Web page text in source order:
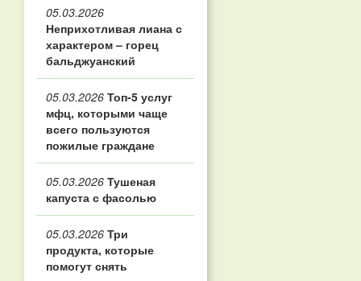
05.03.2026
Неприхотливая лиана с
характером – горец
бальджуанский
05.03.2026 Топ‑5 услуг
мфц, которыми чаще
всего пользуются
пожилые граждане
05.03.2026 Тушеная
капуста с фасолью
05.03.2026 Три
продукта, которые
помогут снять